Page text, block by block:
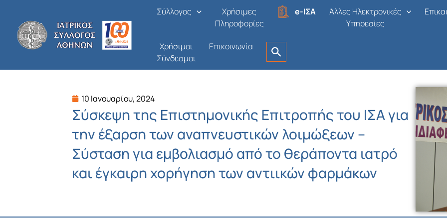
περιεχόμενο
Σύλλογος
Χρήσιμες
Πληροφορίες
e-ΙΣΑ
Άλλες Ηλεκτρονικές
Υπηρεσίες
Χρήσιμοι
Σύνδεσμοι
Επικοινωνία
10 Ιανουαρίου, 2024
Σύσκεψη της Επιστημονικής Επιτροπής του ΙΣΑ για
την έξαρση των αναπνευστικών λοιμώξεων –
Σύσταση για εμβολιασμό από το θεράποντα ιατρό
και έγκαιρη χορήγηση των αντιικών φαρμάκων